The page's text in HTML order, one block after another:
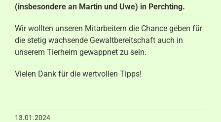
(insbesondere an Martin und Uwe) in Perchting.
Wir wollten unseren Mitarbeitern die Chance geben für
die stetig wachsende Gewaltbereitschaft auch in
unserem Tierheim gewappnet zu sein.
Vielen Dank für die wertvollen Tipps!
13.01.2024